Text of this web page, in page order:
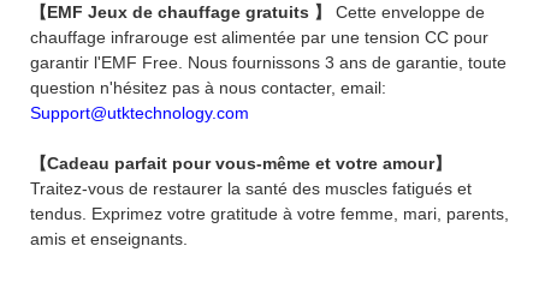
【EMF Jeux de chauffage gratuits 】 Cette enveloppe de
chauffage infrarouge est alimentée par une tension CC pour
garantir l'EMF Free. Nous fournissons 3 ans de garantie, toute
question n'hésitez pas à nous contacter, email:
Support@utktechnology.com
【Cadeau parfait pour vous-même et votre amour】
Traitez-vous de restaurer la santé des muscles fatigués et
tendus. Exprimez votre gratitude à votre femme, mari, parents,
amis et enseignants.